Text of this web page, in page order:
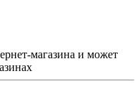
магазина и может